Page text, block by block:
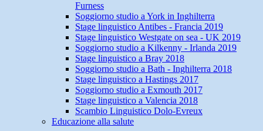
Furness
Soggiorno studio a York in Inghilterra
Stage linguistico Antibes - Francia 2019
Stage linguistico Westgate on sea - UK 2019
Soggiorno studio a Kilkenny - Irlanda 2019
Stage linguistico a Bray 2018
Soggiorno studio a Bath - Inghilterra 2018
Stage linguistico a Hastings 2017
Soggiorno studio a Exmouth 2017
Stage linguistico a Valencia 2018
Scambio Linguistico Dolo-Evreux
Educazione alla salute